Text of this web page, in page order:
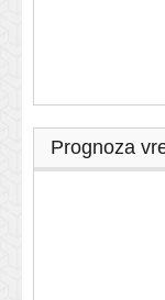
Prognoza